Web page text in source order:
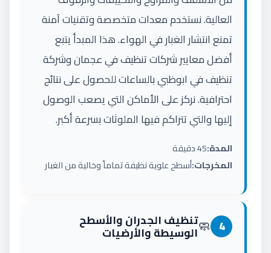
العالية. نستخدم معدات متخصصة وتقنيات آمنة
تمنع انتشار الغبار في الهواء. هذا المبدأ يتبع
أفضل معايير شركات تنظيف في عجمان وشركة
تنظيف في ابوظبي بالساعات للحصول على نتائج
احترافية. نركز على الأماكن التي يصعب الوصول
إليها والتي تتراكم فيها الملوثات بسرعة أكبر.
المدة:45 دقيقة
المخرجات:أسطح علوية نظيفة تماماً وخالية من الغبار
4
🧼تنظيف الجدران والأسطح
الوسيطة والأرضيات